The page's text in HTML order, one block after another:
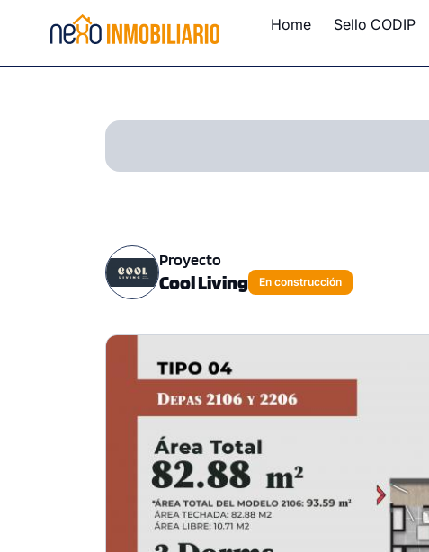
Home Sello CODIP
Proyecto
Cool Living En construcción